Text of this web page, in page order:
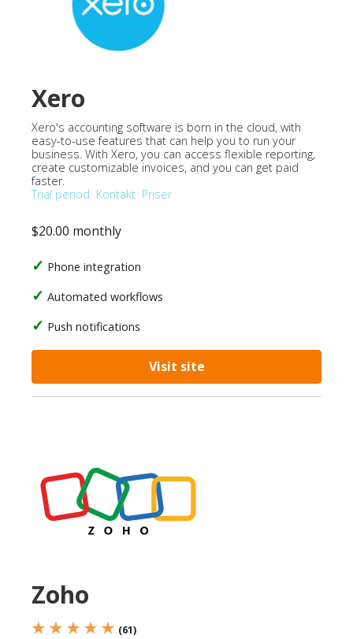
Xero
Xero's accounting software is born in the cloud, with
easy-to-use features that can help you to run your
business. With Xero, you can access flexible reporting,
create customizable invoices, and you can get paid
faster.
Trial period Kontakt Priser
$20.00 monthly
Phone integration
Automated workflows
Push notifications
Visit site
Zoho
★ ★ ★ ★ ★ (61)